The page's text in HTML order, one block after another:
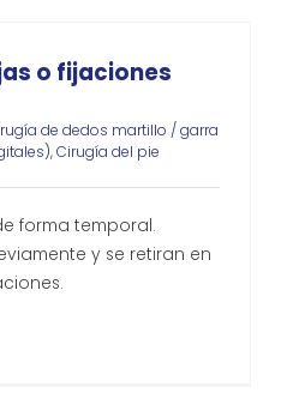
o fijaciones
de dedos martillo / garra
,Cirugía del pie
forma temporal.
y se retiran en